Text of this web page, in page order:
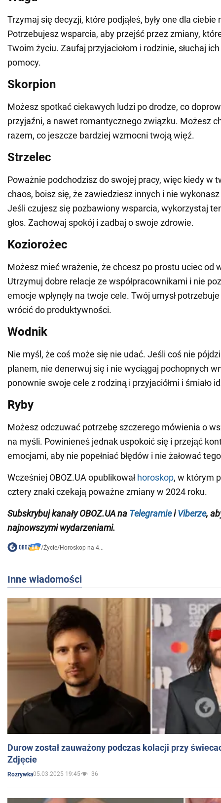
Trzymaj się decyzji, które podjąłeś, były one dla ciebie
Potrzebujesz wsparcia, aby przejść przez zmiany,
Twoim życiu. Zaufaj przyjaciołom i rodzinie, słuchaj
pomocy.
Skorpion
Możesz spotkać ciekawych ludzi po drodze, co
przyjaźni, a nawet romantycznego związku. Możesz
razem, co jeszcze bardziej wzmocni twoją więź.
Strzelec
Poważnie podchodzisz do swojej pracy, więc kiedy w
chaos, boisz się, że zawiedziesz innych i nie
Jeśli czujesz się pozbawiony wsparcia, wykorzystaj
głos. Zachowaj spokój i zadbaj o swoje zdrowie.
Koziorożec
Możesz mieć wrażenie, że chcesz po prostu uciec od
Utrzymuj dobre relacje ze współpracownikami i nie
emocje wpłynęły na twoje cele. Twój umysł
wrócić do produktywności.
Wodnik
Nie myśl, że coś może się nie udać. Jeśli coś nie
planem, nie denerwuj się i nie wyciągaj pochopnych
ponownie swoje cele z rodziną i przyjaciółmi i śmiało
Ryby
Możesz odczuwać potrzebę szczerego mówienia o
na myśli. Powinieneś jednak uspokoić się i przejąć
emocjami, aby nie popełniać błędów i nie żałować
Wcześniej OBOZ.UA opublikował horoskop, w którym
cztery znaki czekają poważne zmiany w 2024 roku.
Subskrybuj kanałyOBOZ.UAna TelegramieiViberze,
najnowszymi wydarzeniami.
/Życie/Horoskop na 4...
Inne wiadomości
Durow został zauważony podczas kolacji przy
Zdjęcie
Rozrywka05.03.2025 19:45 36